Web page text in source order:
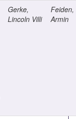
Gerke,
Lincoln Villi
Feiden,
Armin